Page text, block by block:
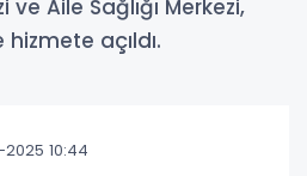
ve Aile Sağlığı Merkezi,
açıldı.
10:44